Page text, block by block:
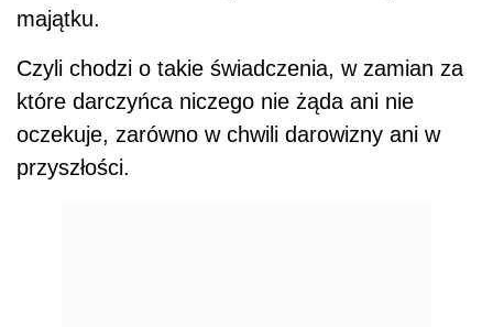
majątku.
Czyli chodzi o takie świadczenia, w zamian za
które darczyńca niczego nie żąda ani nie
oczekuje, zarówno w chwili darowizny ani w
przyszłości.